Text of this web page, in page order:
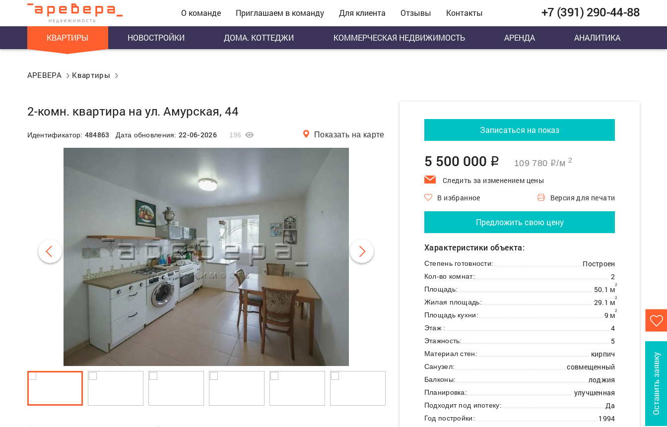
О команде Приглашаем в команду Для клиента Отзывы Контакты +7 (391) 290-44-88
КВАРТИРЫ НОВОСТРОЙКИ ДОМА. КОТТЕДЖИ КОММЕРЧЕСКАЯ НЕДВИЖИМОСТЬ АРЕНДА АНАЛИТИКА
Оставить заявку
АРЕВЕРА Квартиры
2-комн. квартира на ул. Амурская, 44
Идентификатор: 484863 Дата обновления: 22-06-2026 196 Показать на карте Записаться на показ
5 500 000 q 109 780 q/м 2
Следить за изменением цены
В избранное
Версия для печати
Предложить свою цену
Характеристики объекта:
Степень готовности: Построен
Кол-во комнат: 2
Площадь: 50.1 м2
Жилая площадь: 29.1 м2
Площадь кухни: 9 м2
Этаж : 4
Этажность: 5
Материал стен: кирпич
Санузел: совмещенный
Балконы: лоджия
Планировка: улучшенная
Подходит под ипотеку: Да
Год постройки: 1994